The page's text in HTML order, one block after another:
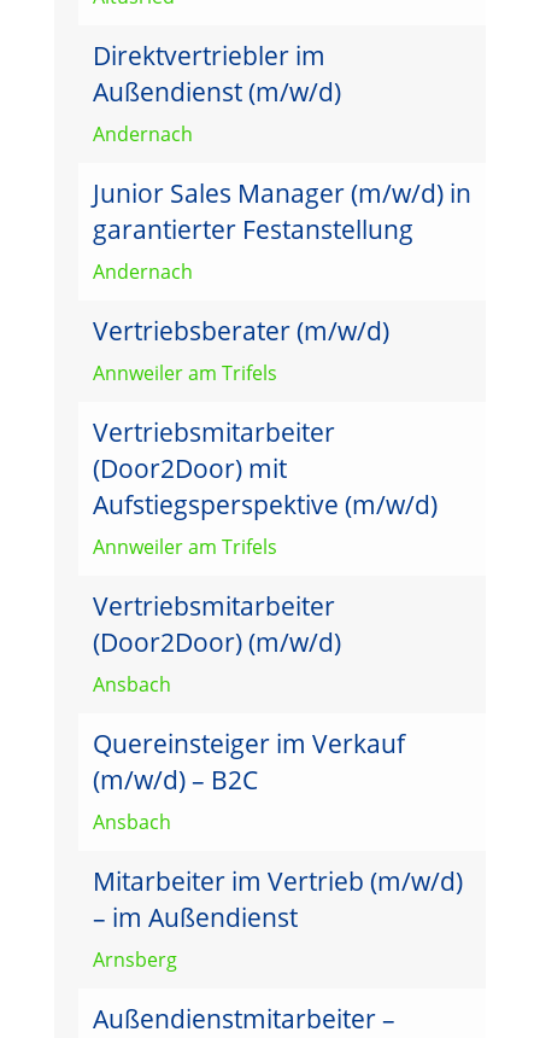
Direktvertriebler im
Außendienst (m/w/d)
Andernach
Junior Sales Manager (m/w/d) in
garantierter Festanstellung
Andernach
Vertriebsberater (m/w/d)
Annweiler am Trifels
Vertriebsmitarbeiter
(Door2Door) mit
Aufstiegsperspektive (m/w/d)
Annweiler am Trifels
Vertriebsmitarbeiter
(Door2Door) (m/w/d)
Ansbach
Quereinsteiger im Verkauf
(m/w/d) – B2C
Ansbach
Mitarbeiter im Vertrieb (m/w/d)
– im Außendienst
Arnsberg
Außendienstmitarbeiter –